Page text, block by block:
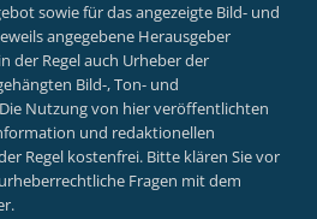
sowie für das angezeigte Bild- und
angegebene Herausgeber
der Regel auch Urheber der
Bild-, Ton- und
Nutzung von hier veröffentlichten
und redaktionellen
Regel kostenfrei. Bitte klären Sie vor
Fragen mit dem